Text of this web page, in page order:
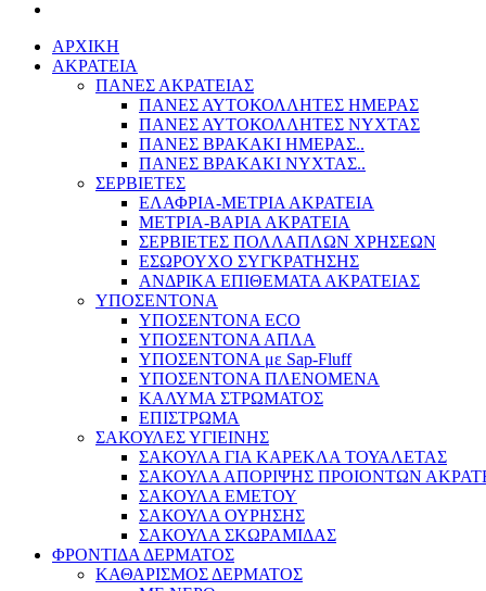
ΑΡΧΙΚΗ
ΑΚΡΑΤΕΙΑ
ΠΑΝΕΣ ΑΚΡΑΤΕΙΑΣ
ΠΑΝΕΣ ΑΥΤΟΚΟΛΛΗΤΕΣ ΗΜΕΡΑΣ
ΠΑΝΕΣ ΑΥΤΟΚΟΛΛΗΤΕΣ ΝΥΧΤΑΣ
ΠΑΝΕΣ ΒΡΑΚΑΚΙ ΗΜΕΡΑΣ..
ΠΑΝΕΣ ΒΡΑΚΑΚΙ ΝΥΧΤΑΣ..
ΣΕΡΒΙΕΤΕΣ
ΕΛΑΦΡΙΑ-ΜΕΤΡΙΑ ΑΚΡΑΤΕΙΑ
ΜΕΤΡΙΑ-ΒΑΡΙΑ ΑΚΡΑΤΕΙΑ
ΣΕΡΒΙΕΤΕΣ ΠΟΛΛΑΠΛΩΝ ΧΡΗΣΕΩΝ
ΕΣΩΡΟΥΧΟ ΣΥΓΚΡΑΤΗΣΗΣ
ΑΝΔΡΙΚΑ ΕΠΙΘΕΜΑΤΑ ΑΚΡΑΤΕΙΑΣ
ΥΠΟΣΕΝΤΟΝΑ
ΥΠΟΣΕΝΤΟΝΑ ECO
ΥΠΟΣΕΝΤΟΝΑ ΑΠΛΑ
ΥΠΟΣΕΝΤΟΝΑ με Sap-Fluff
ΥΠΟΣΕΝΤΟΝΑ ΠΛΕΝΟΜΕΝΑ
ΚΑΛΥΜΑ ΣΤΡΩΜΑΤΟΣ
ΕΠΙΣΤΡΩΜΑ
ΣΑΚΟΥΛΕΣ ΥΓΙΕΙΝΗΣ
ΣΑΚΟΥΛΑ ΓΙΑ ΚΑΡΕΚΛΑ ΤΟΥΑΛΕΤΑΣ
ΣΑΚΟΥΛΑ ΑΠΟΡΙΨΗΣ ΠΡΟΙΟΝΤΩΝ
ΣΑΚΟΥΛΑ ΕΜΕΤΟΥ
ΣΑΚΟΥΛΑ ΟΥΡΗΣΗΣ
ΣΑΚΟΥΛΑ ΣΚΩΡΑΜΙΔΑΣ
ΦΡΟΝΤΙΔΑ ΔΕΡΜΑΤΟΣ
ΚΑΘΑΡΙΣΜΟΣ ΔΕΡΜΑΤΟΣ